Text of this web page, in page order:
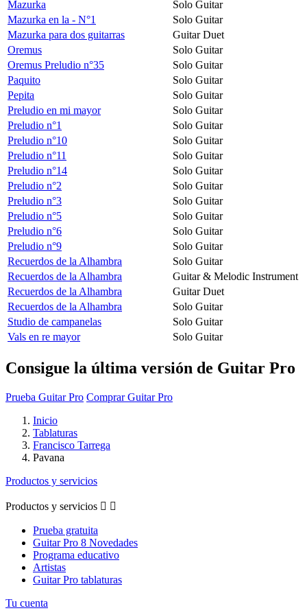
Mazurka
Solo Guitar
Mazurka en la - N°1
Solo Guitar
Mazurka para dos guitarras
Guitar Duet
Oremus
Solo Guitar
Oremus Preludio n°35
Solo Guitar
Paquito
Solo Guitar
Pepita
Solo Guitar
Preludio en mi mayor
Solo Guitar
Preludio n°1
Solo Guitar
Preludio n°10
Solo Guitar
Preludio n°11
Solo Guitar
Preludio n°14
Solo Guitar
Preludio n°2
Solo Guitar
Preludio n°3
Solo Guitar
Preludio n°5
Solo Guitar
Preludio n°6
Solo Guitar
Preludio n°9
Solo Guitar
Recuerdos de la Alhambra
Solo Guitar
Recuerdos de la Alhambra
Guitar & Melodic Instrument
Recuerdos de la Alhambra
Guitar Duet
Recuerdos de la Alhambra
Solo Guitar
Studio de campanelas
Solo Guitar
Vals en re mayor
Solo Guitar
Consigue la última versión de Guitar Pro
Prueba Guitar Pro Comprar Guitar Pro
Inicio
Tablaturas
Francisco Tarrega
Pavana
Productos y servicios
Productos y servicios  
Prueba gratuita
Guitar Pro 8 Novedades
Programa educativo
Artistas
Guitar Pro tablaturas
Tu cuenta